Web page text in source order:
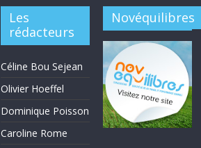
Les
rédacteurs
Céline Bou Sejean
Olivier Hoeffel
Dominique Poisson
Caroline Rome
Novéquilibres